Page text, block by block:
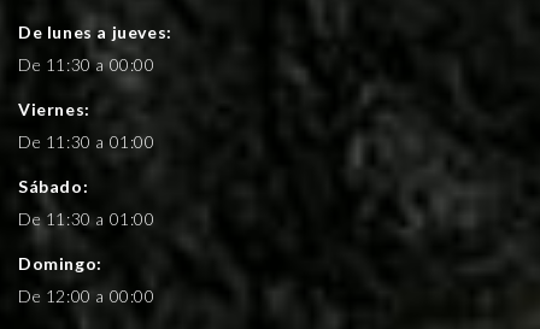
De lunes a jueves:
De 11:30 a 00:00
Viernes:
De 11:30 a 01:00
Sábado:
De 11:30 a 01:00
Domingo:
De 12:00 a 00:00